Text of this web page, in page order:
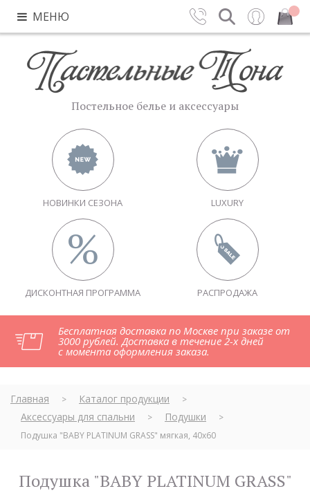
МЕНЮ Вход Закрыть
Постельное белье и аксессуары
НОВИНКИ СЕЗОНА LUXURY
ДИСКОНТНАЯ ПРОГРАММА РАСПРОДАЖА
Бесплатная доставка по Москве при заказе от
3000 рублей. Доставка в течение 2-х дней
с момента оформления заказа.
Главная > Каталог продукции >
Аксессуары для спальни > Подушки
>
Подушка "BABY PLATINUM GRASS" мягкая, 40х60
Подушка "BABY PLATINUM GRASS"